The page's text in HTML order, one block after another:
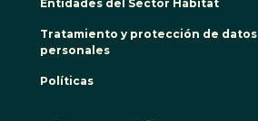
Entidades del Sector Hábitat
Tratamiento y protección de datos
personales
Políticas